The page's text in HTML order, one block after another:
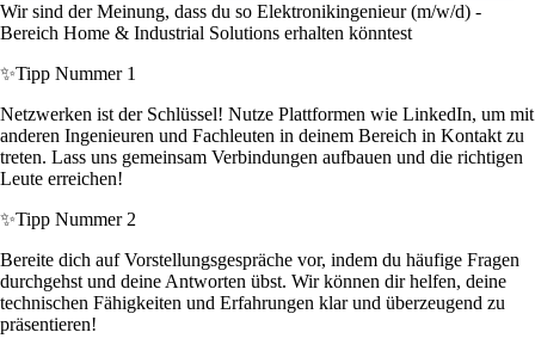
Wir sind der Meinung, dass du so Elektronikingenieur (m/w/d) -
Bereich Home & Industrial Solutions erhalten könntest
✨Tipp Nummer 1
Netzwerken ist der Schlüssel! Nutze Plattformen wie LinkedIn, um mit
anderen Ingenieuren und Fachleuten in deinem Bereich in Kontakt zu
treten. Lass uns gemeinsam Verbindungen aufbauen und die richtigen
Leute erreichen!
✨Tipp Nummer 2
Bereite dich auf Vorstellungsgespräche vor, indem du häufige Fragen
durchgehst und deine Antworten übst. Wir können dir helfen, deine
technischen Fähigkeiten und Erfahrungen klar und überzeugend zu
präsentieren!